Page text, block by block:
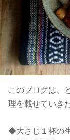
このブログは、
理を載せていき
◆大さじ１杯の